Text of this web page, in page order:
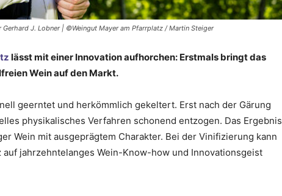
J. Lobner | ©Weingut Mayer am Pfarrplatz / Martin Steiger
lässt mit einer Innovation aufhorchen: Erstmals bringt das
Wein auf den Markt.
geerntet und herkömmlich gekeltert. Erst nach der Gärung
physikalisches Verfahren schonend entzogen. Das Ergebnis
Wein mit ausgeprägtem Charakter. Bei der Vinifizierung kann
auf jahrzehntelanges Wein-Know-how und Innovationsgeist